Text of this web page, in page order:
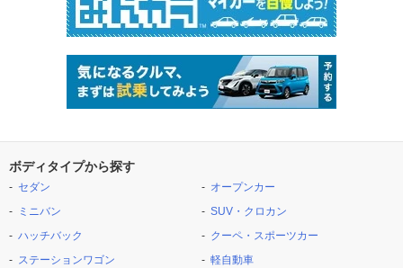
ボディタイプから探す
セダン
ミニバン
ハッチバック
ステーションワゴン
オープンカー
SUV・クロカン
クーペ・スポーツカー
軽自動車